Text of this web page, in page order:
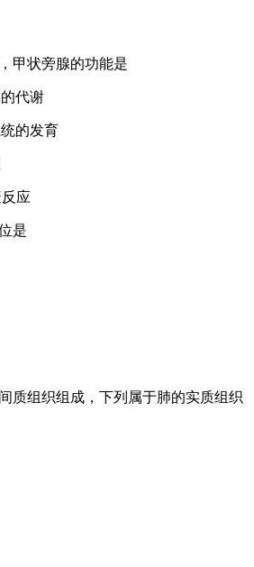
状旁腺的功能是
代谢
的发育
应
是
组织组成，下列属于肺的实质组织